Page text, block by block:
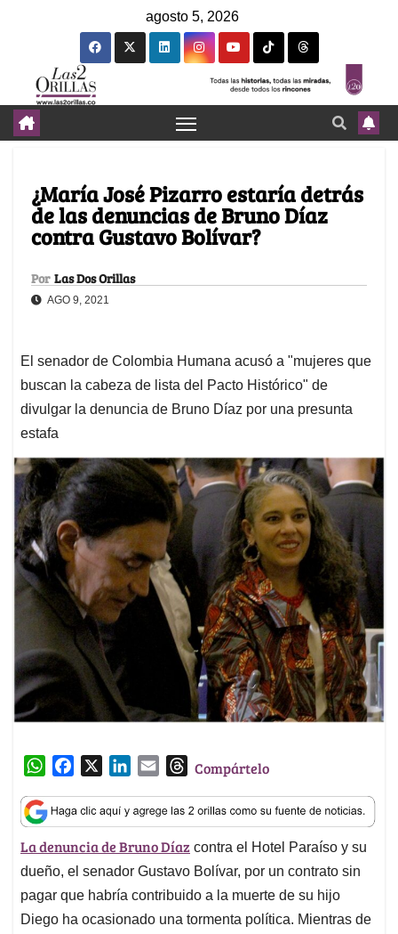
agosto 5, 2026
¿María José Pizarro estaría detrás
de las denuncias de Bruno Díaz
contra Gustavo Bolívar?
Por Las Dos Orillas
AGO 9, 2021
El senador de Colombia Humana acusó a "mujeres que
buscan la cabeza de lista del Pacto Histórico" de
divulgar la denuncia de Bruno Díaz por una presunta
estafa
W
a
t
s
A
p
p
c
e
b
o
o
k
n
k
e
d
I
n
a
i
l
T
r
e
a
d
s
Compártelo
La denuncia de Bruno Díaz contra el Hotel Paraíso y su
dueño, el senador Gustavo Bolívar, por un contrato sin
pagar que habría contribuido a la muerte de su hijo
Diego ha ocasionado una tormenta política. Mientras de